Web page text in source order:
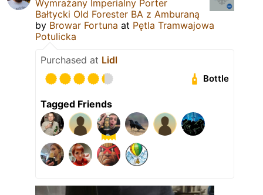
Wymrażany Imperialny Porter
Bałtycki Old Forester BA z Amburaną
by Browar Fortuna at Pętla Tramwajowa
Potulicka
Purchased at Lidl
Bottle
Tagged Friends